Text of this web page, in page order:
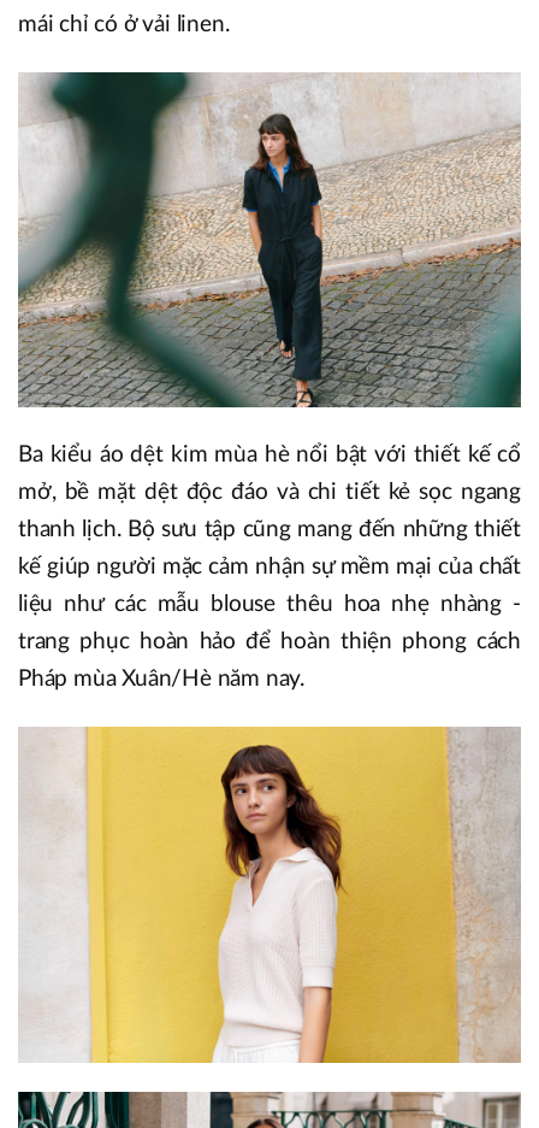
mái chỉ có ở vải linen.
Ba kiểu áo dệt kim mùa hè nổi bật với thiết kế cổ
mở, bề mặt dệt độc đáo và chi tiết kẻ sọc ngang
thanh lịch. Bộ sưu tập cũng mang đến những thiết
kế giúp người mặc cảm nhận sự mềm mại của chất
liệu như các mẫu blouse thêu hoa nhẹ nhàng -
trang phục hoàn hảo để hoàn thiện phong cách
Pháp mùa Xuân/Hè năm nay.